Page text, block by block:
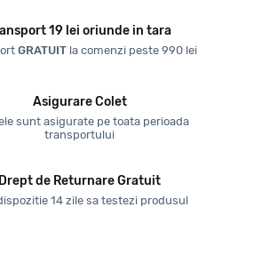
19 lei oriunde in tara
GRATUITla comenzi peste 990 lei
Asigurare Colet
sunt asigurate pe toata perioada
transportului
Drept de Returnare Gratuit
14 zile sa testezi produsul